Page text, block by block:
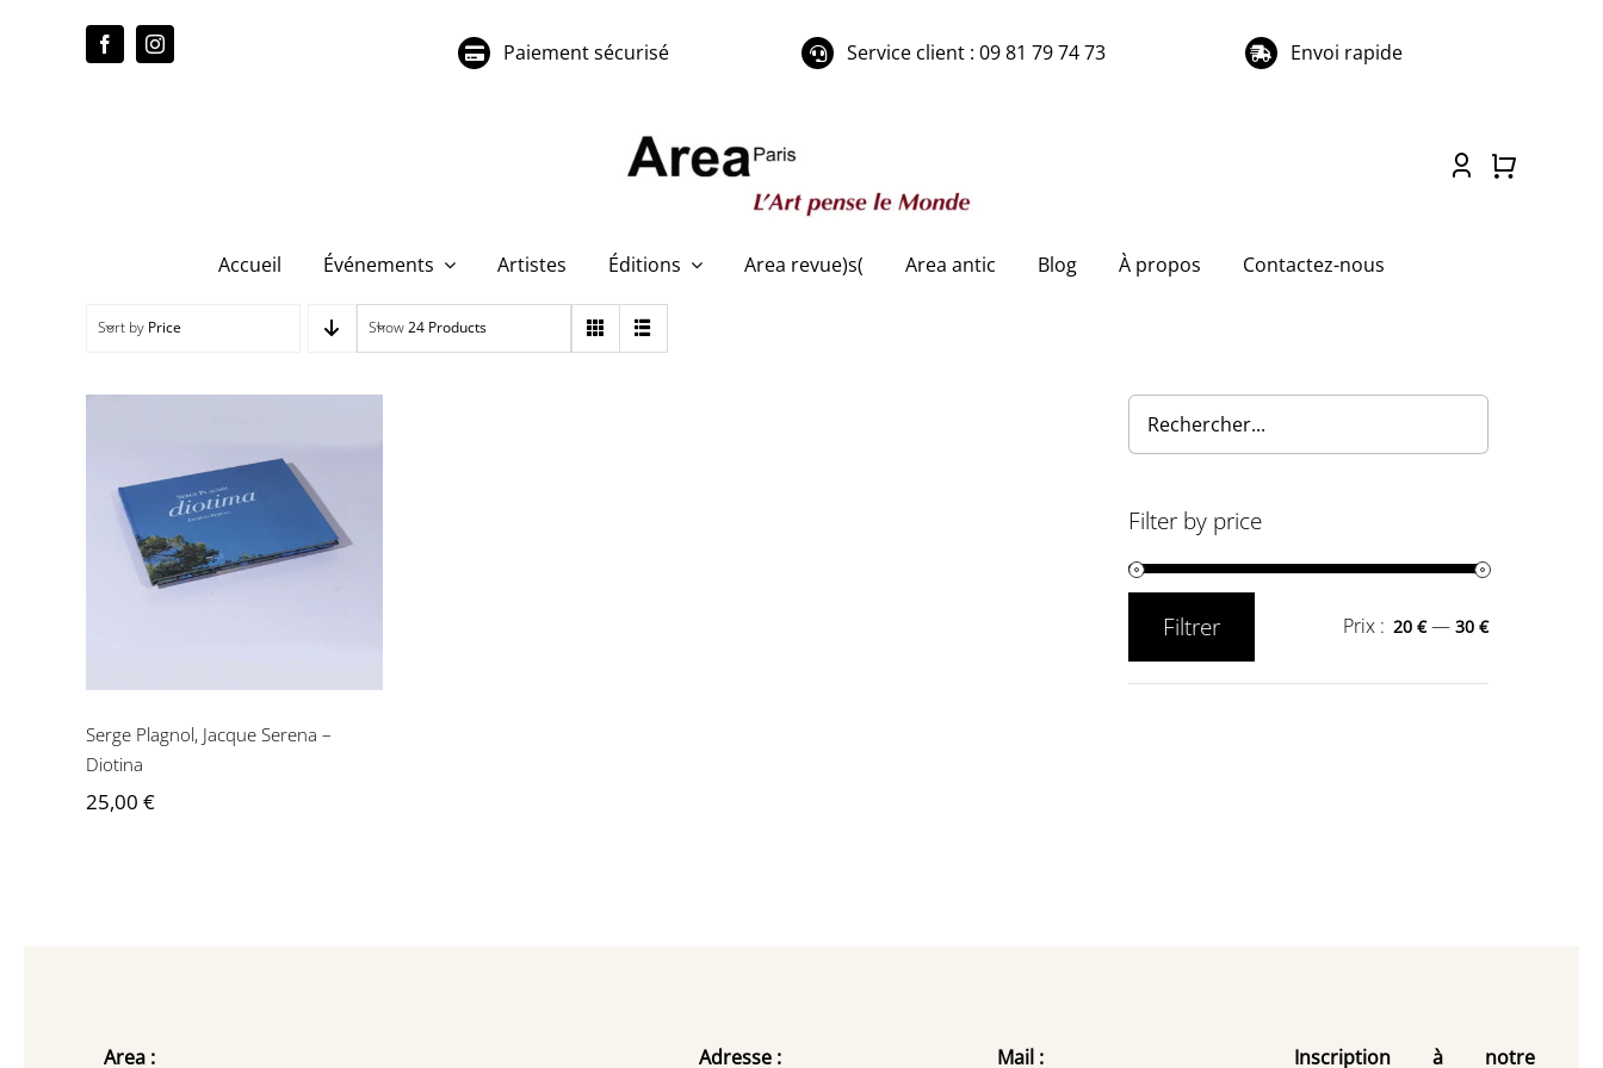
Paiement sécurisé Service client : 09 81 79 74 73 Envoi rapide
Accueil Événements Artistes Éditions Area revue)s( Area antic Blog À propos Contactez-nous
Sort by Price Show24 Products
Serge Plagnol, Jacque
Serena – Diotina
Serge Plagnol, Jacque Serena –
Diotina
25,00 €
Filter by price
Filtrer Prix : 20 €— 30 €
Area : Adresse : Mail : Inscription à notre